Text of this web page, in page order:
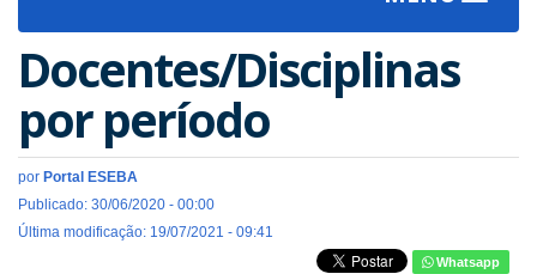
Docentes/Disciplinas
por período
por Portal ESEBA
Publicado: 30/06/2020 - 00:00
Última modificação: 19/07/2021 - 09:41
Whatsapp